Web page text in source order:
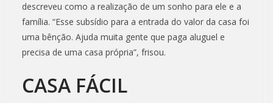
descreveu como a realização de um sonho para ele e a
família. “Esse subsídio para a entrada do valor da casa foi
uma bênção. Ajuda muita gente que paga aluguel e
precisa de uma casa própria”, frisou.
CASA FÁCIL